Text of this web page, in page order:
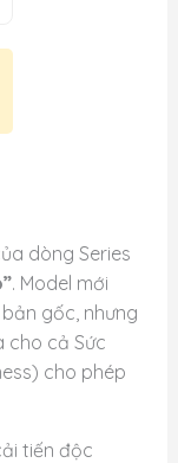
dòng Series
. Model mới
gốc, nhưng
cho cả Sức
cho phép
tiến độc